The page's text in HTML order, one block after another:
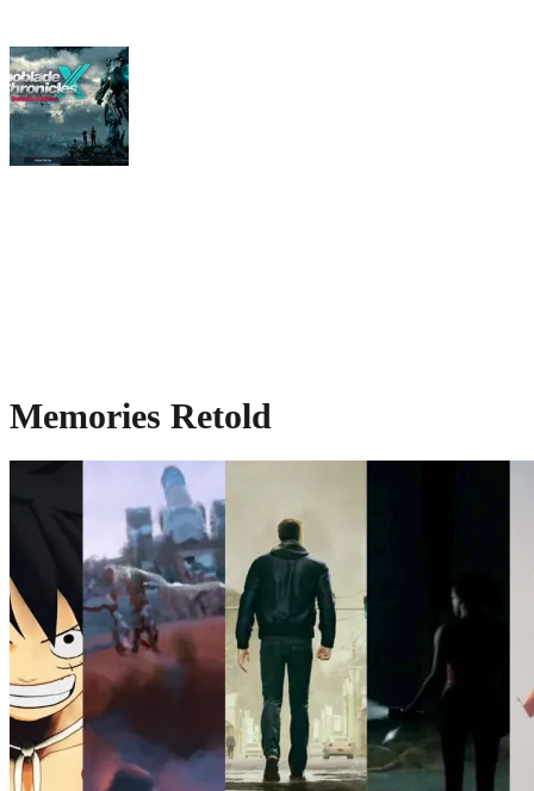
Memories Retold